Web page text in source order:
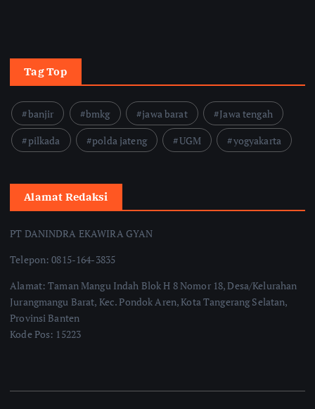
Tag Top
banjir bmkg jawa barat
Jawa tengah
pilkada
polda jateng UGM yogyakarta
Alamat Redaksi
PT DANINDRA EKAWIRA GYAN
Telepon: 0815-164-3835
Alamat: Taman Mangu Indah Blok H 8 Nomor 18, Desa/Kelurahan
Jurangmangu Barat, Kec. Pondok Aren, Kota Tangerang Selatan,
Provinsi Banten
Kode Pos: 15223